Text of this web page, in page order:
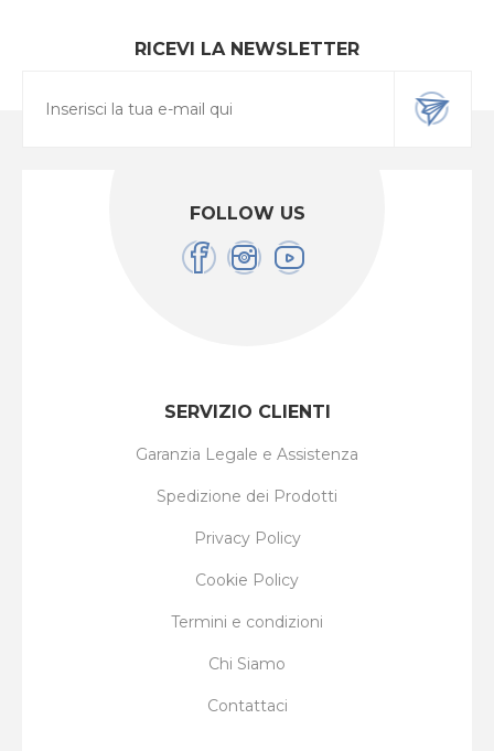
RICEVI LA NEWSLETTER
FOLLOW US
SERVIZIO CLIENTI
Garanzia Legale e Assistenza
Spedizione dei Prodotti
Privacy Policy
Cookie Policy
Termini e condizioni
Chi Siamo
Contattaci